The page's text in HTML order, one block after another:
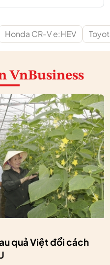
Honda CR-V e:HEV
VnBusiness
quả Việt đổi cách